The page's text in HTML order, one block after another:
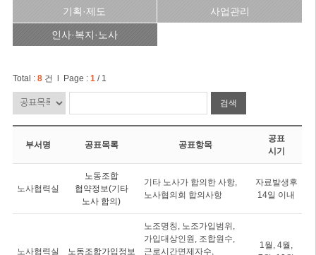
기획·제도 사업관리
인사·복지·노사
Total : 8건 l Page : 1/ 1
검색
부서명 공표목록 공표항목
공표
시기
노사협력실
노동조합
협약정보(기타
노사 합의)
기타 노사가 합의한 사항,
노사협의회 합의사항
자료발생후
14일 이내
노사협력실 노동조합가입정보
노조명칭, 노조가입범위,
가입대상인원, 조합원수,
근로시간면제자수,
1월, 4월,